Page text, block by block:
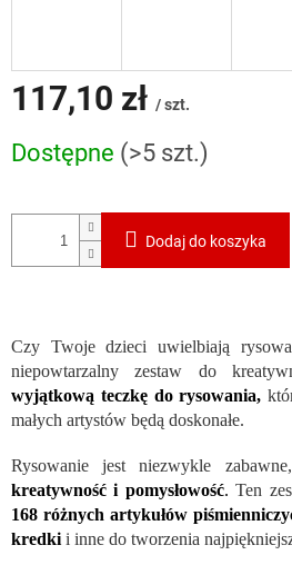
117,10 zł / szt.
jednostkowa:
Dostępne (>5 szt.)
Dodaj do koszyka
Czy Twoje dzieci uwielbiają
niepowtarzalny zestaw do
wyjątkową teczkę do rysowania,
małych artystów będą doskonałe.
Rysowanie jest niezwykle
kreatywność i pomysłowość. Ten
168 różnych artykułów
kredki i inne do tworzenia